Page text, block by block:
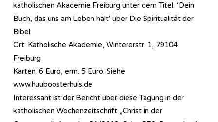
katholischen Akademie Freiburg unter dem Titel: ‘Dein
Buch, das uns am Leben hält’ über Die Spiritualität der
Bibel.
Ort: Katholische Akademie, Wintererstr. 1, 79104
Freiburg
Karten: 6 Euro, erm. 5 Euro. Siehe
www.huuboosterhuis.de
Interessant ist der Bericht über diese Tagung in der
katholischen Wochenzeitschrift „Christ in der